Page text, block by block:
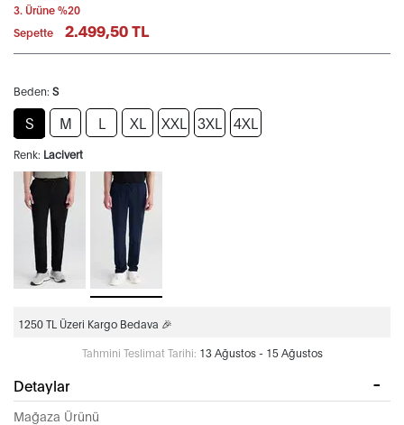
3. Ürüne %20
Sepette
2.499,50 TL
Beden: S
S M L XL XXL 3XL 4XL
Renk: Lacivert
1250 TL Üzeri Kargo Bedava 🎉
Tahmini Teslimat Tarihi: 13 Ağustos - 15 Ağustos
Detaylar
Mağaza Ürünü